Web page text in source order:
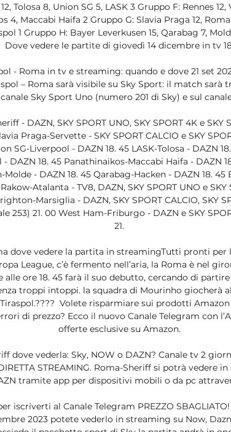
Tolosa 8, Union SG 5, LASK 3 Gruppo F: Rennes 12,
4, Maccabi Haifa 2 Gruppo G: Slavia Praga 12,
1 Gruppo H: Bayer Leverkusen 15, Qarabag 7,
Dove vedere le partite di giovedì 14 dicembre in tv
- Roma in tv e streaming: quando e dove 21 set
– Roma sarà visibile su Sky Sport: il match sarà
canale Sky Sport Uno (numero 201 di Sky) e sul canale
- DAZN, SKY SPORT UNO, SKY SPORT 4K e SKY
Praga-Servette - SKY SPORT CALCIO e SKY
SG-Liverpool - DAZN 18. 45 LASK-Tolosa - DAZN
- DAZN 18. 45 Panathinaikos-Maccabi Haifa - DAZN
Molde - DAZN 18. 45 Qarabag-Hacken - DAZN 18. 45
Atalanta - TV8, DAZN, SKY SPORT UNO e SKY
Marsiglia - DAZN, SKY SPORT CALCIO, SKY
253) 21. 00 West Ham-Friburgo - DAZN e SKY
21.
dove vedere la partita in streamingTutti pronti per
League, c’è fermento nell’aria, la Roma è nel
alle ore 18. 45 farà il suo debutto, cercando di
troppi intoppi. la squadra di Mourinho giocherà
Volete risparmiare sui prodotti
di prezzo? Ecco il nuovo Canale Telegram con
offerte esclusive su Amazon.
dove vederla: Sky, NOW o DAZN? Canale tv 2
STREAMING. Roma-Sheriff si potrà vedere
tramite app per dispositivi mobili o da pc
iscriverti al Canale Telegram PREZZO
2023 potete vederlo in streaming su Now,